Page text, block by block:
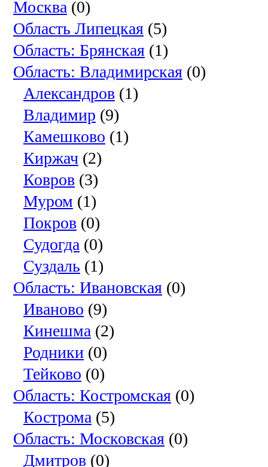
Москва (0)
Область Липецкая (5)
Область: Брянская (1)
Область: Владимирская (0)
Александров (1)
Владимир (9)
Камешково (1)
Киржач (2)
Ковров (3)
Муром (1)
Покров (0)
Судогда (0)
Суздаль (1)
Область: Ивановская (0)
Иваново (9)
Кинешма (2)
Родники (0)
Тейково (0)
Область: Костромская (0)
Кострома (5)
Область: Московская (0)
Дмитров (0)